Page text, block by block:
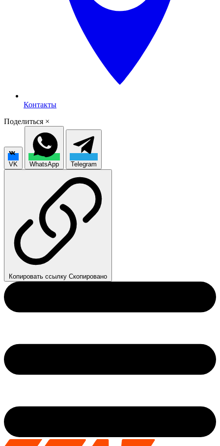
Контакты
Поделиться ×
VK WhatsApp Telegram
Копировать ссылку Скопировано